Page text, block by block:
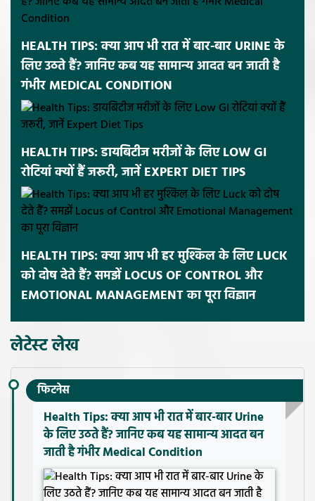
HEALTH TIPS: क्या आप भी रात में बार-बार URINE के
लिए उठते हैं? जानिए कब यह सामान्य आदत बन जाती है
गंभीर MEDICAL CONDITION
HEALTH TIPS: डायबिटीज मरीजों के लिए LOW GI
रोटियां क्यों हैं जरूरी, जानें EXPERT DIET TIPS
HEALTH TIPS: क्या आप भी हर मुश्किल के लिए LUCK
को दोष देते हैं? समझें LOCUS OF CONTROL और
EMOTIONAL MANAGEMENT का पूरा विज्ञान
लेटेस्ट लेख
फिटनेस
Health Tips: क्या आप भी रात में बार-बार Urine
के लिए उठते हैं? जानिए कब यह सामान्य आदत बन
जाती है गंभीर Medical Condition